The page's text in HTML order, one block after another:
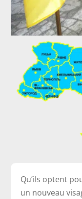
Qu’ils optent
un nouveau